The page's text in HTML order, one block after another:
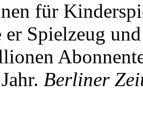
für
Spielzeug
Berliner